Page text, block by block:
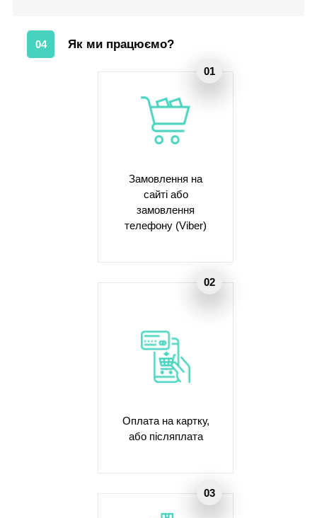
04 Як ми працюємо?
Замовлення на
сайті або
замовлення
телефону (Viber)
Оплата на картку,
або післяплата